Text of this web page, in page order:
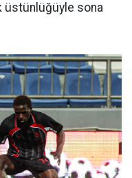
üstünlüğüyle sona